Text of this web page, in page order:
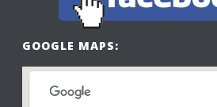
GOOGLE MAPS: